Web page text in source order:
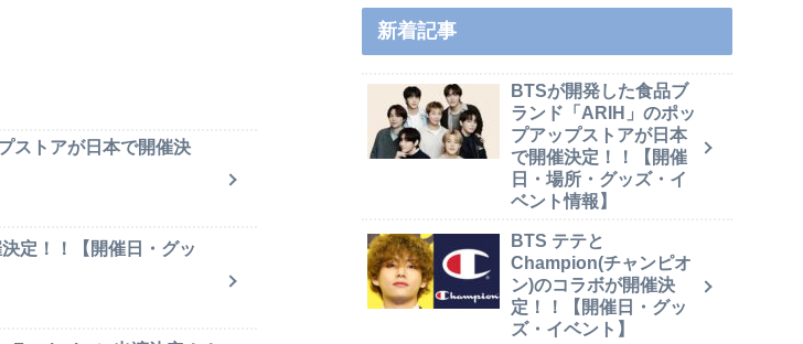
ストアが日本で開催決
定！！【開催日・グッ
新着記事
BTSが開発した食品ブ
ランド「ARIH」のポッ
プアップストアが日本
で開催決定！！【開催
日・場所・グッズ・イ
ベント情報】
BTS テテと
Champion(チャンピオ
ン)のコラボが開催決
定！！【開催日・グッ
ズ・イベント】